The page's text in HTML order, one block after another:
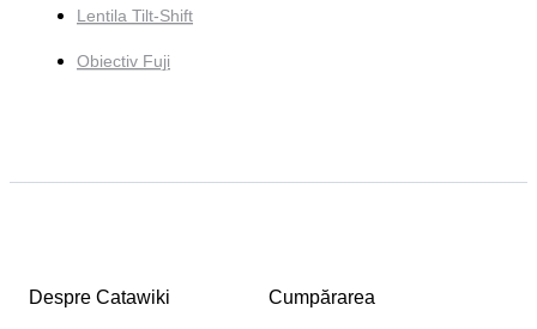
Lentila Tilt-Shift
Obiectiv Fuji
Despre Catawiki Cumpărarea